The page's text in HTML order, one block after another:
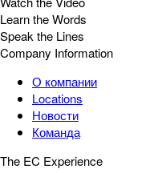
Learn the Words
Speak the Lines
Company Information
О компании
Locations
Новости
Команда
The EC Experience